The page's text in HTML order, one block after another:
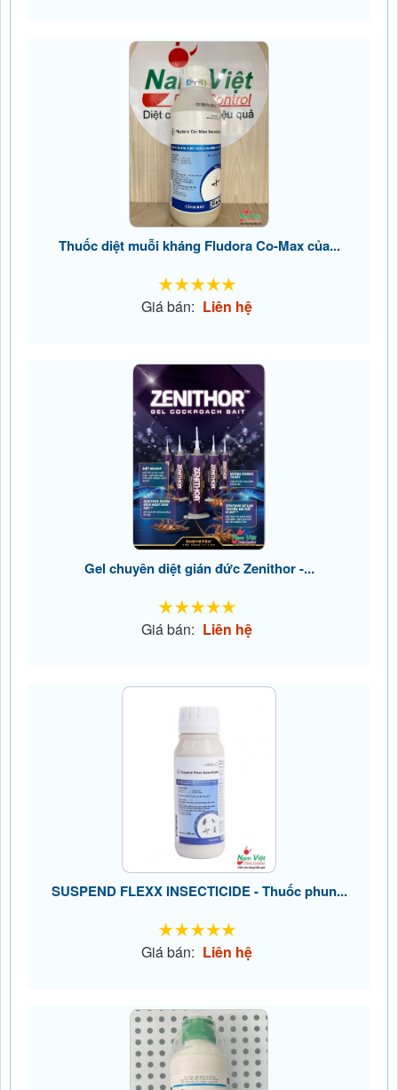
Thuốc diệt muỗi kháng Fludora Co-Max của...
Giá bán: Liên hệ
Gel chuyên diệt gián đức Zenithor -...
Giá bán: Liên hệ
SUSPEND FLEXX INSECTICIDE - Thuốc phun...
Giá bán: Liên hệ